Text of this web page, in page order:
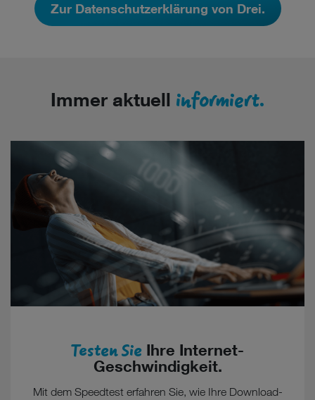
Zur Datenschutzerklärung von Drei.
Immer aktuell informiert.
Testen Sie Ihre Internet-
Geschwindigkeit.
Mit dem Speedtest erfahren Sie, wie Ihre Download-